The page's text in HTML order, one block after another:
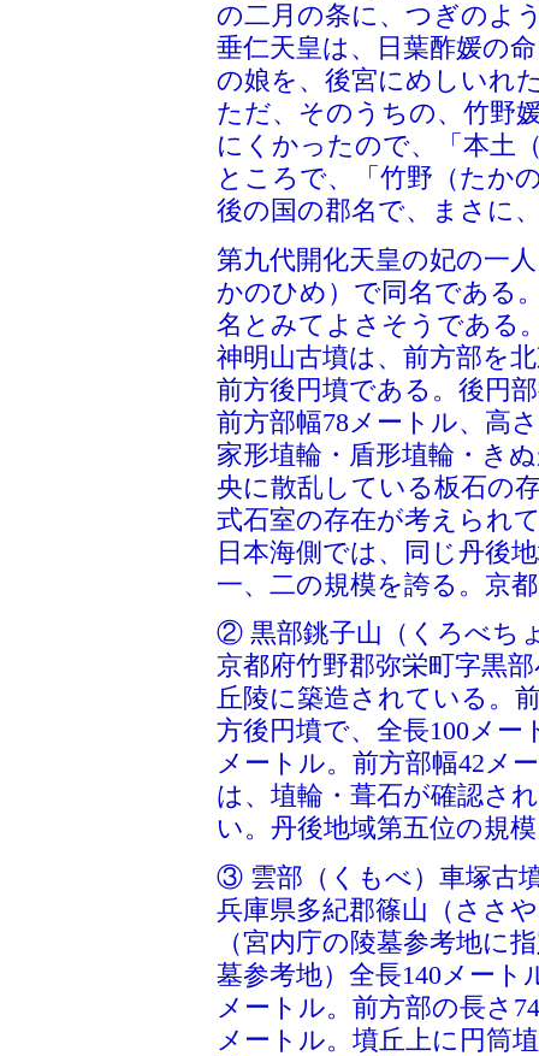
の二月の条に、つぎのよ
垂仁天皇は、日葉酢媛の
の娘を、後宮にめしいれ
ただ、そのうちの、竹野
にくかったので、「本土
ところで、「竹野（たか
後の国の郡名で、まさに
第九代開化天皇の妃の一
かのひめ）で同名である
名とみてよさそうである
神明山古墳は、前方部を
前方後円墳である。後円
前方部幅78メートル、高
家形埴輪・盾形埴輪・き
央に散乱している板石の
式石室の存在が考えられ
日本海側では、同じ丹後
一、二の規模を誇る。京
② 黒部銚子山（くろべち
京都府竹野郡弥栄町字黒
丘陵に築造されている。
方後円墳で、全長100メー
メートル。前方部幅42メ
は、埴輪・葺石が確認さ
い。丹後地域第五位の規
③ 雲部（くもべ）車塚古
兵庫県多紀郡篠山（ささ
（宮内庁の陵墓参考地に
墓参考地）全長140メート
メートル。前方部の長さ
メートル。墳丘上に円筒